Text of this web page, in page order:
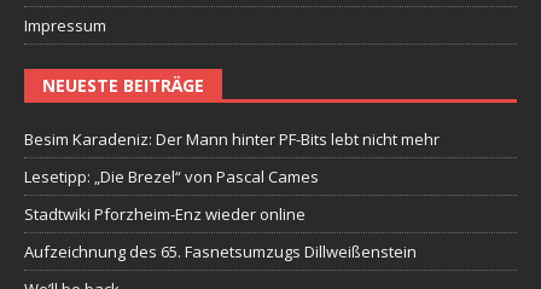
Impressum
NEUESTE BEITRÄGE
Besim Karadeniz: Der Mann hinter PF-Bits lebt nicht mehr
Lesetipp: „Die Brezel“ von Pascal Cames
Stadtwiki Pforzheim-Enz wieder online
Aufzeichnung des 65. Fasnetsumzugs Dillweißenstein